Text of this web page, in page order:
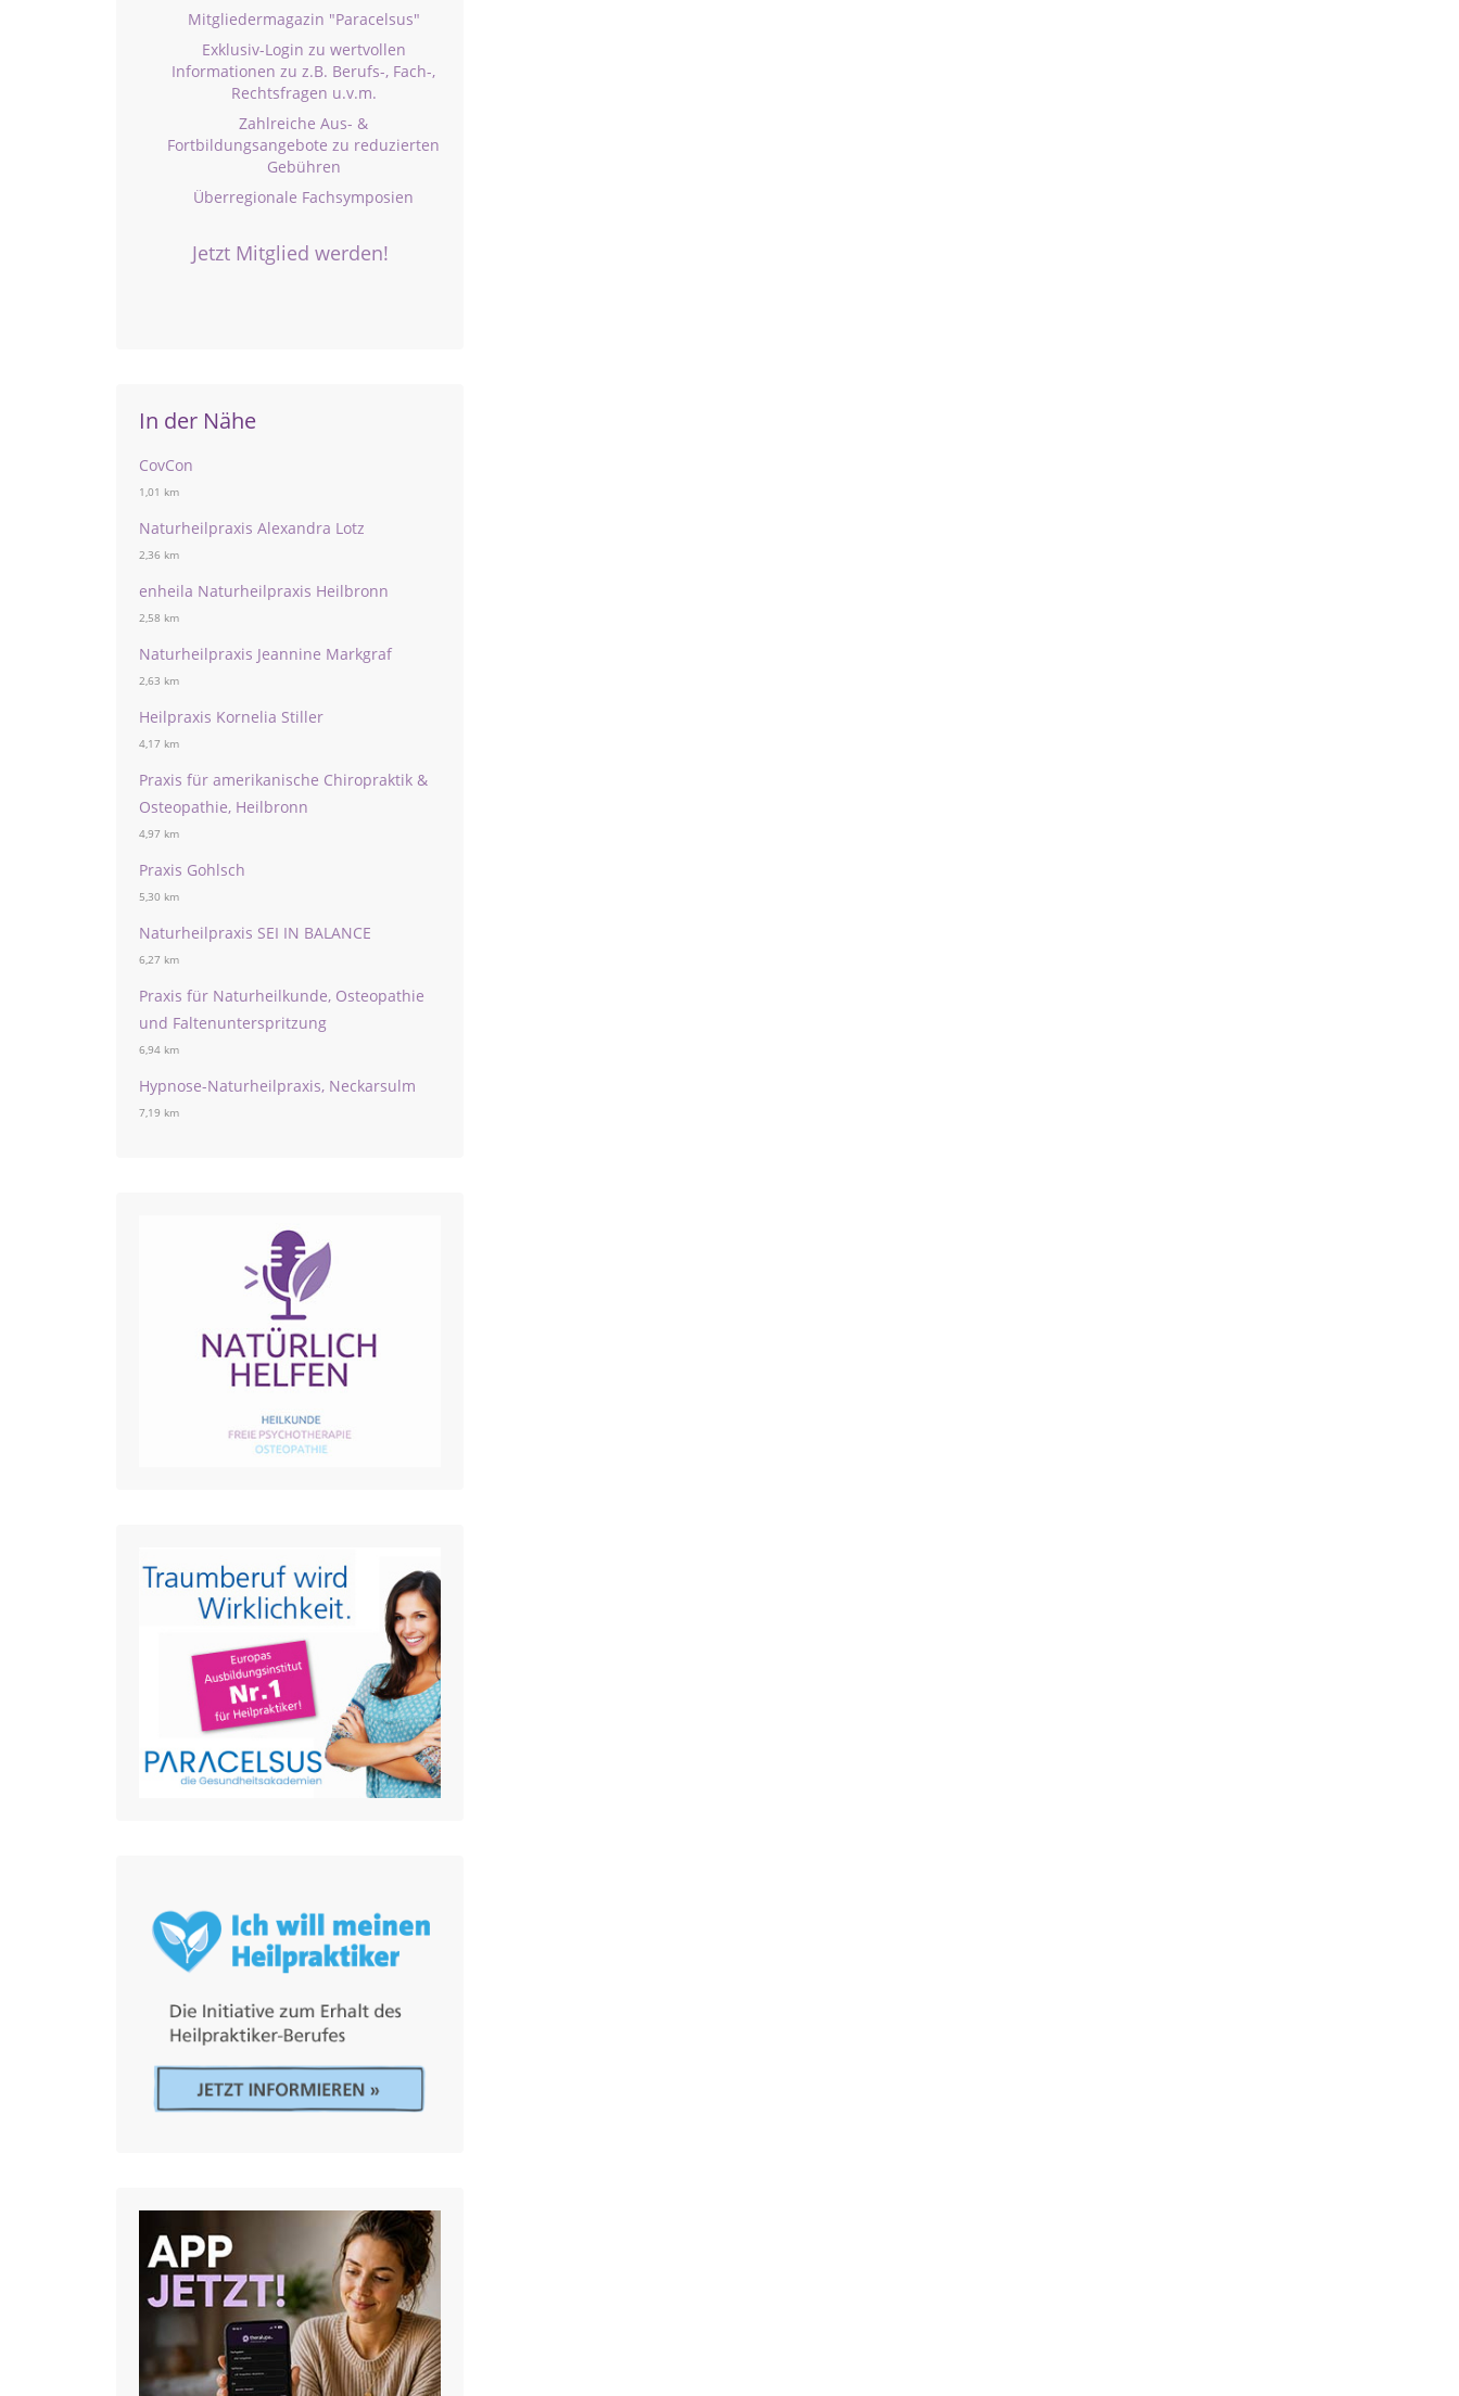
Mitgliedermagazin "Paracelsus"
Exklusiv-Login zu wertvollen
Informationen zu z.B. Berufs-, Fach-,
Rechtsfragen u.v.m.
Zahlreiche Aus- &
Fortbildungsangebote zu reduzierten
Gebühren
Überregionale Fachsymposien
Jetzt Mitglied werden!
In der Nähe
CovCon
1,01 km
Naturheilpraxis Alexandra Lotz
2,36 km
enheila Naturheilpraxis Heilbronn
2,58 km
Naturheilpraxis Jeannine Markgraf
2,63 km
Heilpraxis Kornelia Stiller
4,17 km
Praxis für amerikanische Chiropraktik &
Osteopathie, Heilbronn
4,97 km
Praxis Gohlsch
5,30 km
Naturheilpraxis SEI IN BALANCE
6,27 km
Praxis für Naturheilkunde, Osteopathie
und Faltenunterspritzung
6,94 km
Hypnose-Naturheilpraxis, Neckarsulm
7,19 km